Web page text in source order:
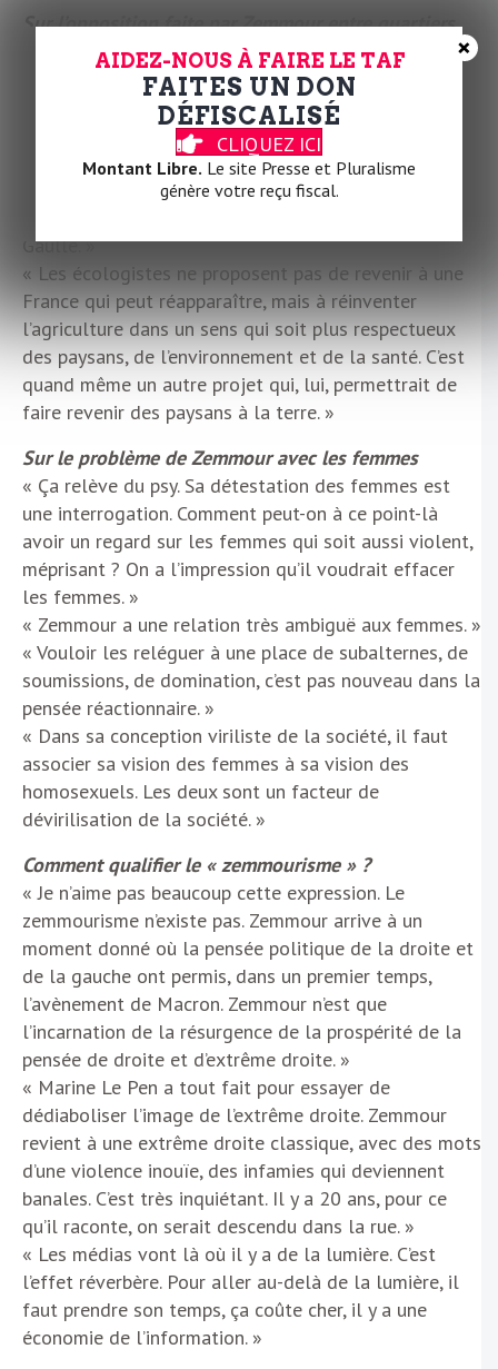
Sur l’opposition faite par Zemmour entre quartiers
populaires et ruralité
« C’est un retour à la théorie pétainiste de « la terre
qui ne ment pas ». Il veut nous réinventer un monde
qui a disparu, d’une France des années 50 qui était à
90% agricole – et qui ne l’est plus. Il disparaît à peu
près 100.000 agriculteurs par an dans ce pays,
Gaulle. »
« Les écologistes ne proposent pas de revenir à une
France qui peut réapparaître, mais à réinventer
l’agriculture dans un sens qui soit plus respectueux
des paysans, de l’environnement et de la santé. C’est
quand même un autre projet qui, lui, permettrait de
faire revenir des paysans à la terre. »
Sur le problème de Zemmour avec les femmes
« Ça relève du psy. Sa détestation des femmes est
une interrogation. Comment peut-on à ce point-là
avoir un regard sur les femmes qui soit aussi violent,
méprisant ? On a l’impression qu’il voudrait effacer
les femmes. »
« Zemmour a une relation très ambiguë aux femmes. »
« Vouloir les reléguer à une place de subalternes, de
soumissions, de domination, c’est pas nouveau dans la
pensée réactionnaire. »
« Dans sa conception viriliste de la société, il faut
associer sa vision des femmes à sa vision des
homosexuels. Les deux sont un facteur de
dévirilisation de la société. »
Comment qualifier le « zemmourisme » ?
« Je n’aime pas beaucoup cette expression. Le
zemmourisme n’existe pas. Zemmour arrive à un
moment donné où la pensée politique de la droite et
de la gauche ont permis, dans un premier temps,
l’avènement de Macron. Zemmour n’est que
l’incarnation de la résurgence de la prospérité de la
pensée de droite et d’extrême droite. »
« Marine Le Pen a tout fait pour essayer de
dédiaboliser l’image de l’extrême droite. Zemmour
revient à une extrême droite classique, avec des mots
d’une violence inouïe, des infamies qui deviennent
banales. C’est très inquiétant. Il y a 20 ans, pour ce
qu’il raconte, on serait descendu dans la rue. »
« Les médias vont là où il y a de la lumière. C’est
l’effet réverbère. Pour aller au-delà de la lumière, il
faut prendre son temps, ça coûte cher, il y a une
économie de l’information. »
AIDEZ-NOUS À FAIRE LE TAF
FAITES UN DON
DÉFISCALISÉ
CLIQUEZ ICI
Montant Libre. Le site Presse et Pluralisme
génère votre reçu fiscal.
×